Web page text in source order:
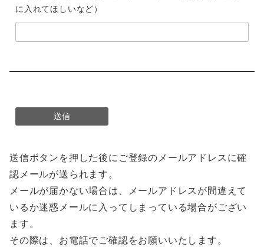
に入れてほしいなど）
送信ボタンを押した後にご登録のメールアドレスに確
認メールが送られます。
メールが届かない場合は、メールアドレスが間違えて
いるか迷惑メールに入ってしまっている場合がござい
ます。
その際は、お電話でご確認をお願いいたします。